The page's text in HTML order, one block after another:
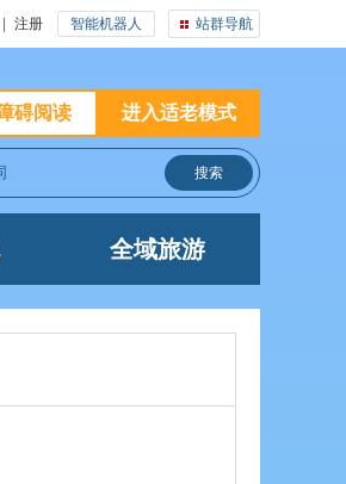
站群导航
注册 智能机器人
进入适老模式
碍阅读
全域旅游